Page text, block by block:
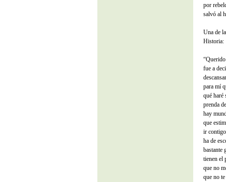
por
salvó al
Una de
Historia:
fue a
para mí
qué haré
prenda
hay
que
ir contigo
ha de
bastante
tienen el
que no
que no